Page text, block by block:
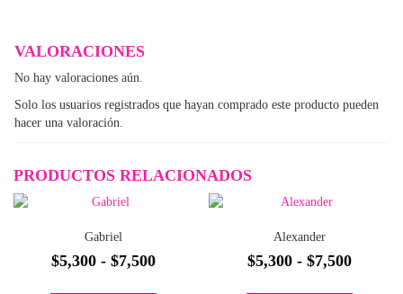
VALORACIONES
No hay valoraciones aún.
Solo los usuarios registrados que hayan comprado este producto pueden
hacer una valoración.
PRODUCTOS RELACIONADOS
Gabriel
$5,300 - $7,500Rango
Alexander
$5,300 - $7,500Rango